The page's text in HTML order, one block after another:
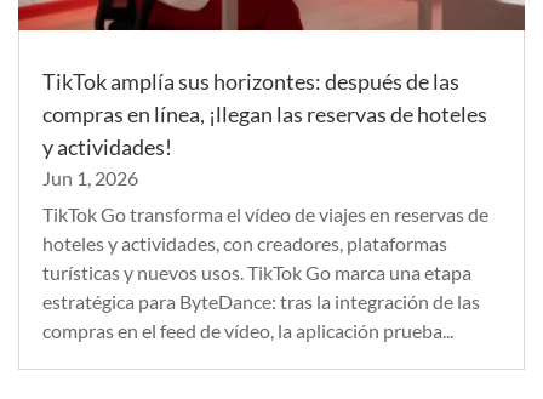
TikTok amplía sus horizontes: después de las
compras en línea, ¡llegan las reservas de hoteles
y actividades!
Jun 1, 2026
TikTok Go transforma el vídeo de viajes en reservas de
hoteles y actividades, con creadores, plataformas
turísticas y nuevos usos. TikTok Go marca una etapa
estratégica para ByteDance: tras la integración de las
compras en el feed de vídeo, la aplicación prueba...